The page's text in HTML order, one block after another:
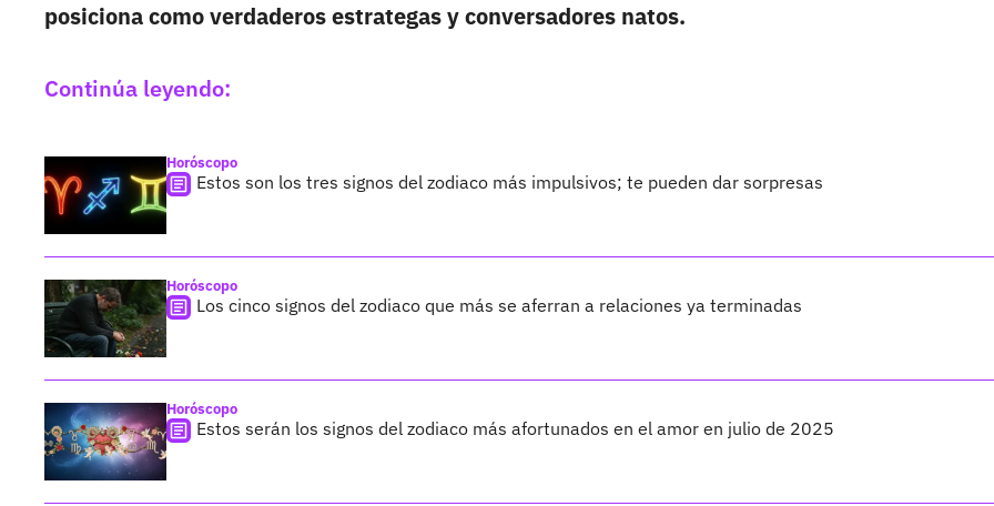
posiciona como verdaderos estrategas y conversadores natos.
Continúa leyendo:
Horóscopo
Estos son los tres signos del zodiaco más impulsivos; te pueden dar sorpresas
Horóscopo
Los cinco signos del zodiaco que más se aferran a relaciones ya terminadas
Horóscopo
Estos serán los signos del zodiaco más afortunados en el amor en julio de 2025